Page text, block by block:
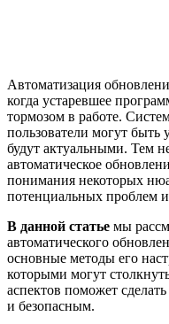
Автоматизация
когда устаревшее
тормозом в работе.
пользователи могут быть
будут актуальными. Тем
автоматическое
понимания некоторых
потенциальных проблем
В данной статье мы
автоматического
основные методы его
которыми могут
аспектов поможет
и безопасным.